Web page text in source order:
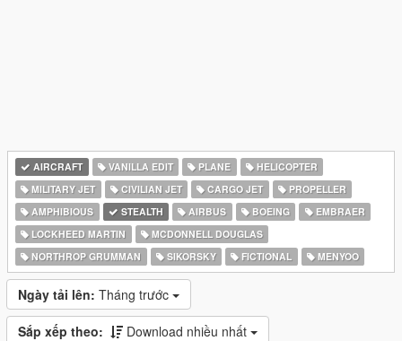
AIRCRAFT VANILLA EDIT PLANE
HELICOPTER
MILITARY JET
CIVILIAN JET CARGO JET
PROPELLER
AMPHIBIOUS
STEALTH AIRBUS BOEING
EMBRAER
LOCKHEED MARTIN
MCDONNELL DOUGLAS
NORTHROP GRUMMAN
SIKORSKY FICTIONAL MENYOO
Ngày tải lên: Tháng trước
Sắp xếp theo: Download nhiều nhất